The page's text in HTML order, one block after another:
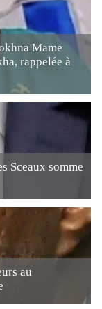
Mame
rappelée à
Sceaux somme
au